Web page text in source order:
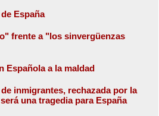
España
frente a "los sinvergüenzas
Española a la maldad
inmigrantes, rechazada por la
una tragedia para España